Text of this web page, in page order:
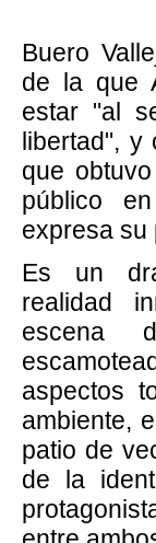
Buero
de la que
estar "al
libertad",
que
público
expresa su
Es un
realidad
escena
aspectos
ambiente,
patio de
de la